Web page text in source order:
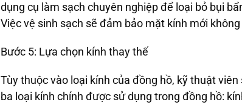
dụng cụ làm sạch chuyên nghiệp để loại bỏ bụi
Việc vệ sinh sạch sẽ đảm bảo mặt kính mới
Bước 5: Lựa chọn kính thay thế
Tùy thuộc vào loại kính của đồng hồ, kỹ thuật
ba loại kính chính được sử dụng trong đồng hồ: